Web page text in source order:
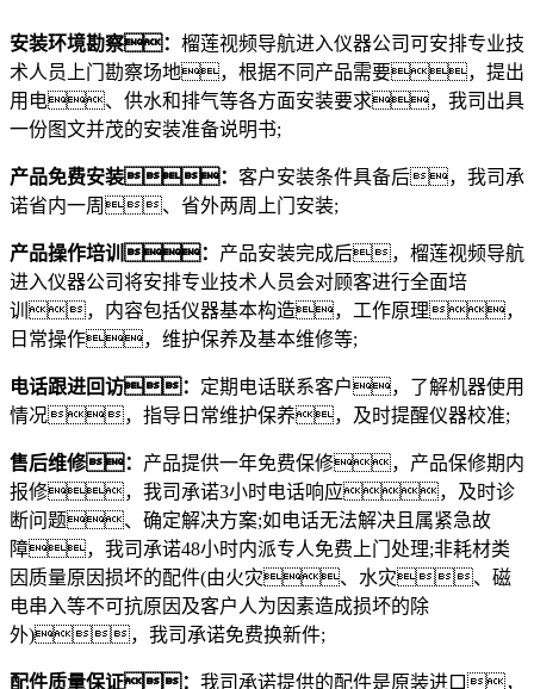
安装环境勘察： 榴莲视频导航进入仪器公司可安排专业技
术人员上门勘察场地，根据不同产品需要，提出
用电、供水和排气等各方面安装要求，我司出具
一份图文并茂的安装准备说明书;
产品免费安装： 客户安装条件具备后，我司承
诺省内一周、省外两周上门安装;
产品操作培训： 产品安装完成后，榴莲视频导航
进入仪器公司将安排专业技术人员会对顾客进行全面培
训，内容包括仪器基本构造，工作原理，
日常操作，维护保养及基本维修等;
电话跟进回访： 定期电话联系客户，了解机器使用
情况，指导日常维护保养，及时提醒仪器校准;
售后维修： 产品提供一年免费保修，产品保修期内
报修，我司承诺3小时电话响应，及时诊
断问题、确定解决方案;如电话无法解决且属紧急故
障，我司承诺48小时内派专人免费上门处理;非耗材类
因质量原因损坏的配件(由火灾、水灾、磁
电串入等不可抗原因及客户人为因素造成损坏的除
外)，我司承诺免费换新件;
配件质量保证： 我司承诺提供的配件是原装进口，